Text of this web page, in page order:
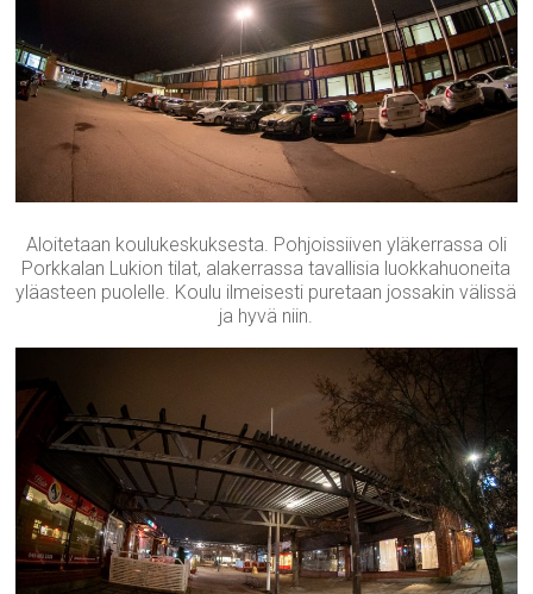
Aloitetaan koulukeskuksesta. Pohjoissiiven yläkerrassa oli
Porkkalan Lukion tilat, alakerrassa tavallisia luokkahuoneita
yläasteen puolelle. Koulu ilmeisesti puretaan jossakin välissä
ja hyvä niin.